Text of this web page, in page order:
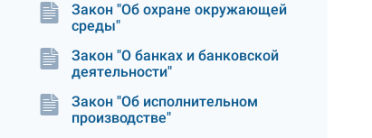
Закон "Об охране окружающей
среды"
Закон "О банках и банковской
деятельности"
Закон "Об исполнительном
производстве"